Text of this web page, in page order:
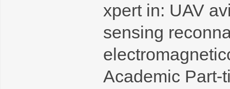
xpert in: UAV
sensing
Academic Part-